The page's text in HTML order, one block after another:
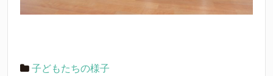
子どもたちの様子